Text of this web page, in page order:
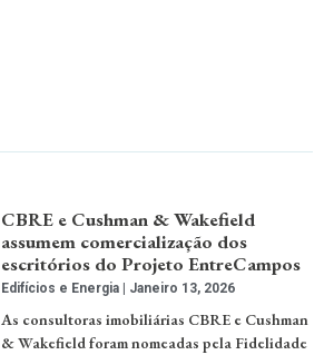
CBRE e Cushman & Wakefield
assumem comercialização dos
escritórios do Projeto EntreCampos
Edifícios e Energia Janeiro 13, 2026
As consultoras imobiliárias CBRE e Cushman
& Wakefield foram nomeadas pela Fidelidade